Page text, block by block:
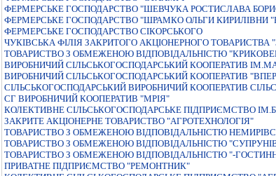
ФЕРМЕРСЬКЕ ГОСПОДАРСТВО "ШЕВЧУКА РОСТИСЛАВА
ФЕРМЕРСЬКЕ ГОСПОДАРСТВО "ШРАМКО ОЛЬГИ КИРИЛIВНИ
ФЕРМЕРСЬКЕ ГОСПОДАРСТВО СIКОРСЬКОГО
ЧУКIВСЬКА ФIЛIЯ ЗАКРИТОГО АКЦIОНЕРНОГО ТОВАРИСТВА
ТОВАРИСТВО З ОБМЕЖЕНОЮ ВIДПОВIДАЛЬНIСТЮ
ВИРОБНИЧИЙ СІЛЬСЬКОГОСПОДАРСЬКИЙ КООПЕРАТИВ
ВИРОБНИЧИЙ СІЛЬСЬКОГОСПОДАРСЬКИЙ КООПЕРАТИВ
СIЛЬСЬКОГОСПОДАРСЬКИЙ ВИРОБНИЧИЙ КООПЕРАТИВ
СГ ВИРОБНИЧИЙ КООПЕРАТИВ "МРІЯ"
КОЛЕКТИВНЕ СІЛЬСЬКОГОСПОДАРСЬКЕ ПІДПРИЄМСТВО
ЗАКРИТЕ АКЦІОНЕРНЕ ТОВАРИСТВО "АГРОТЕХНОЛОГІЯ"
ТОВАРИСТВО З ОБМЕЖЕНОЮ ВІДПОВІДАЛЬНІСТЮ
ТОВАРИСТВО З ОБМЕЖЕНОЮ ВIДПОВIДАЛЬНIСТЮ
ТОВАРИСТВО З ОБМЕЖЕНОЮ ВIДПОВIДАЛЬНIСТЮ "-
ПРИВАТНЕ ПІДПРИЄМСТВО "РЕМОНТНИК"